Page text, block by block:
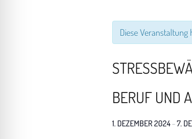
Diese
BERUF UND
1. DEZEMBER 2024–7.